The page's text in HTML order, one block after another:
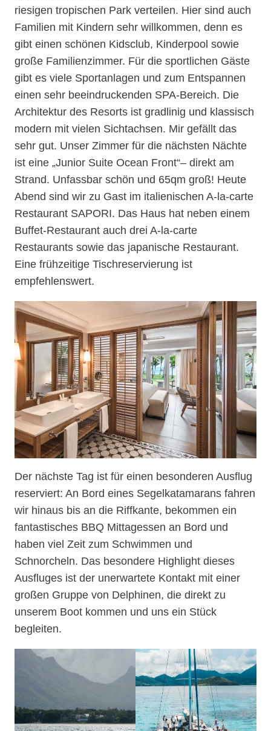
riesigen tropischen Park verteilen. Hier sind auch
Familien mit Kindern sehr willkommen, denn es
gibt einen schönen Kidsclub, Kinderpool sowie
große Familienzimmer. Für die sportlichen Gäste
gibt es viele Sportanlagen und zum Entspannen
einen sehr beeindruckenden SPA-Bereich. Die
Architektur des Resorts ist gradlinig und klassisch
modern mit vielen Sichtachsen. Mir gefällt das
sehr gut. Unser Zimmer für die nächsten Nächte
ist eine „Junior Suite Ocean Front“– direkt am
Strand. Unfassbar schön und 65qm groß! Heute
Abend sind wir zu Gast im italienischen A-la-carte
Restaurant SAPORI. Das Haus hat neben einem
Buffet-Restaurant auch drei A-la-carte
Restaurants sowie das japanische Restaurant.
Eine frühzeitige Tischreservierung ist
empfehlenswert.
Der nächste Tag ist für einen besonderen Ausflug
reserviert: An Bord eines Segelkatamarans fahren
wir hinaus bis an die Riffkante, bekommen ein
fantastisches BBQ Mittagessen an Bord und
haben viel Zeit zum Schwimmen und
Schnorcheln. Das besondere Highlight dieses
Ausfluges ist der unerwartete Kontakt mit einer
großen Gruppe von Delphinen, die direkt zu
unserem Boot kommen und uns ein Stück
begleiten.